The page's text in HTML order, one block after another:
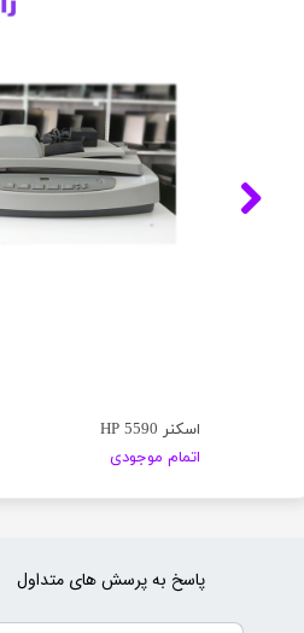
اسکنر HP 5590
اتمام موجودی
پاسخ به پرسش های متداول